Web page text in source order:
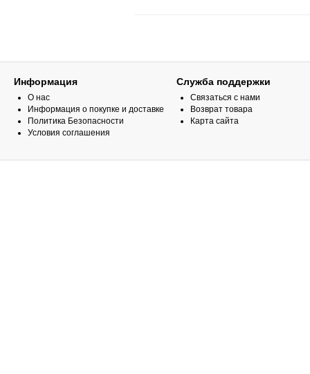
Информация
О нас
Информация о покупке и доставке
Политика Безопасности
Условия соглашения
Служба поддержки
Связаться с нами
Возврат товара
Карта сайта